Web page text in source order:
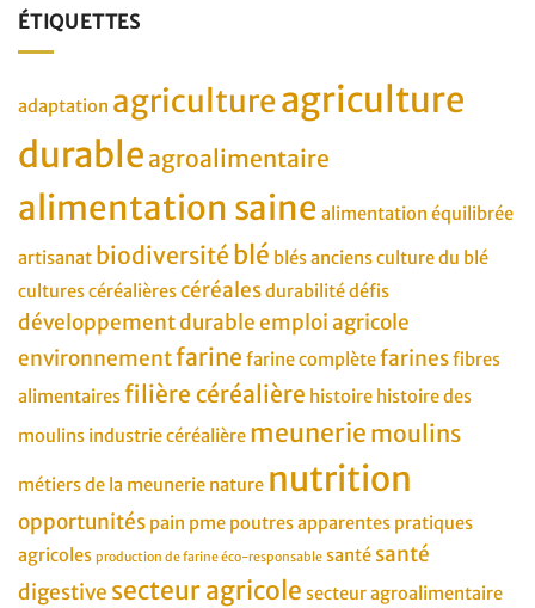
ÉTIQUETTES
adaptation agricultureagriculture
durable agroalimentaire
alimentation saine alimentation équilibrée
artisanat biodiversité blé blés anciensculture du blé
cultures céréalièrescéréalesdurabilitédéfis
développement durableemploi agricole
environnementfarine farine complètefarinesfibres
alimentairesfilière céréalière histoire histoire des
moulins industrie céréalière meunerie moulins
métiers de la meunerie nature nutrition
opportunités pain pme poutres apparentes pratiques
agricoles production de farine éco-responsable santé santé
digestive secteur agricole secteur agroalimentaire